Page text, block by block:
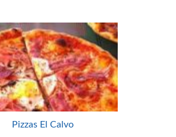
Pizzas El Calvo